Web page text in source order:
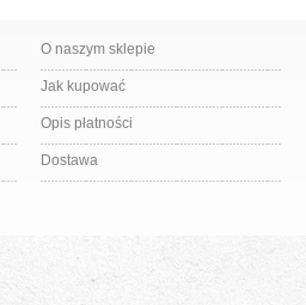
O naszym sklepie
Jak kupować
Opis płatności
Dostawa